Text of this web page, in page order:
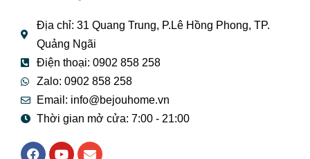
Địa chỉ: 31 Quang Trung, P.Lê Hồng Phong, TP.
Quảng Ngãi
Điện thoại: 0902 858 258
Zalo: 0902 858 258
Email: info@bejouhome.vn
Thời gian mở cửa: 7:00 - 21:00
F
Y
E